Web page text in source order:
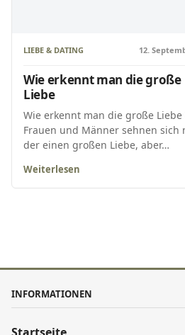
LIEBE & DATING 12.
Wie erkennt man die große
Liebe
Wie erkennt man die große Liebe
Frauen und Männer sehnen sich
der einen großen Liebe, aber…
Weiterlesen
INFORMATIONEN
Startseite